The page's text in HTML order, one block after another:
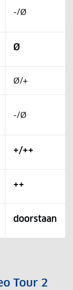
-/Ø
Ø
Ø/+
-/Ø
+/++
++
doorstaan
Tour 2